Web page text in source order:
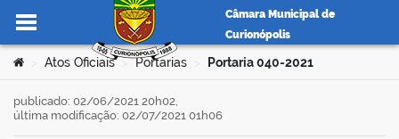
Ir para o conteúdo
Câmara Municipal de
Curionópolis
portal
Você está aqui:
Atos Oficiais > Portarias Portaria 040-2021
publicado: 02/06/2021 20h02,
última modificação: 02/07/2021 01h06